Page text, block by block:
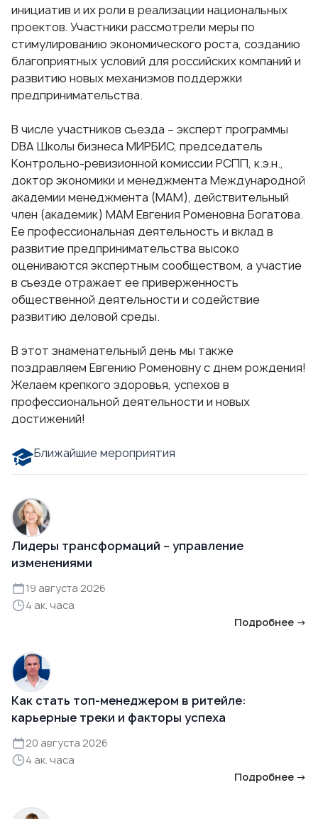
инициатив и их роли в реализации национальных
проектов. Участники рассмотрели меры по
стимулированию экономического роста, созданию
благоприятных условий для российских компаний и
развитию новых механизмов поддержки
предпринимательства.
В числе участников съезда – эксперт программы
DBA Школы бизнеса МИРБИС, председатель
Контрольно-ревизионной комиссии РСПП, к.э.н.,
доктор экономики и менеджмента Международной
академии менеджмента (МАМ), действительный
член (академик) МАМ Евгения Роменовна Богатова.
Ее профессиональная деятельность и вклад в
развитие предпринимательства высоко
оцениваются экспертным сообществом, а участие
в съезде отражает ее приверженность
общественной деятельности и содействие
развитию деловой среды.
В этот знаменательный день мы также
поздравляем Евгению Роменовну с днем рождения!
Желаем крепкого здоровья, успехов в
профессиональной деятельности и новых
достижений!
Ближайшие мероприятия
Лидеры трансформаций – управление
изменениями
19 августа 2026
4 ак. часа
Подробнее →
Как стать топ-менеджером в ритейле:
карьерные треки и факторы успеха
20 августа 2026
4 ак. часа
Подробнее →